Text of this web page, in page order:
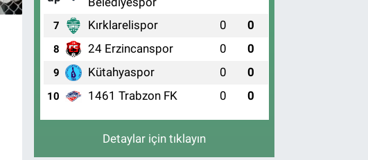
7 Kırklarelispor 0 0
8 24 Erzincanspor 0 0
9 Kütahyaspor 0 0
10 1461 Trabzon FK 0 0
Detaylar için tıklayın